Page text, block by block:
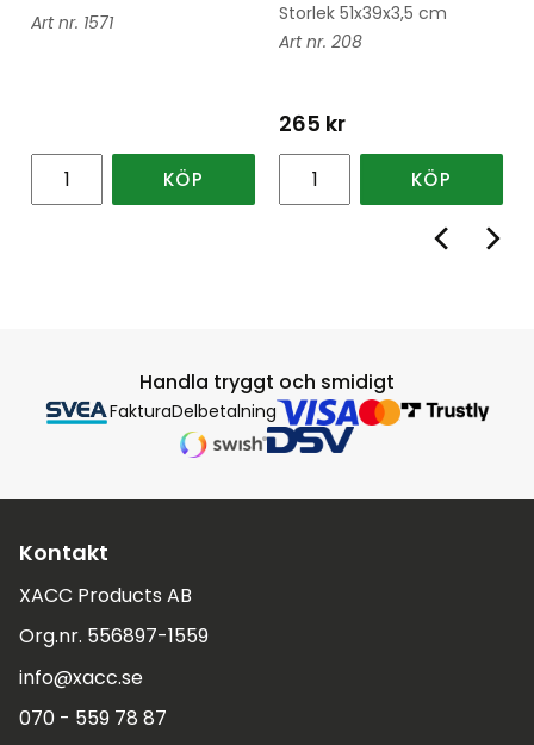
1571
KÖP
Storlek 51x39x3,5 cm
208
265 kr
KÖP
Handla tryggt och smidigt
FakturaDelbetalning
Kontakt
XACC Products AB
Org.nr. 556897-1559
info@xacc.se
070 - 559 78 87